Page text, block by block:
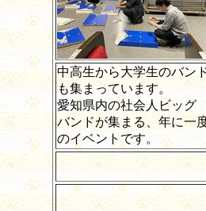
中高生から大学生のバン
も集まっています。
愛知県内の社会人ビッグ
バンドが集まる、年に一
のイベントです。